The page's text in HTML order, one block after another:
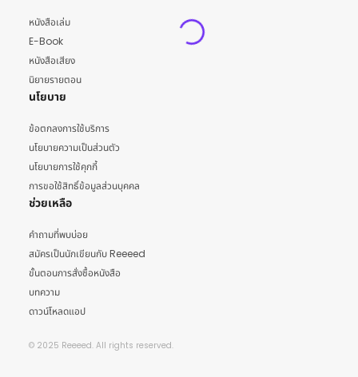
หนังสือเล่ม
E-Book
หนังสือเสียง
นิยายรายตอน
นโยบาย
ข้อตกลงการใช้บริการ
นโยบายความเป็นส่วนตัว
นโยบายการใช้คุกกี้
การขอใช้สิทธิ์ข้อมูลส่วนบุคคล
ช่วยเหลือ
คำถามที่พบบ่อย
สมัครเป็นนักเขียนกับ Reeeed
ขั้นตอนการสั่งซื้อหนังสือ
บทความ
ดาวน์โหลดแอป
© 2025 Reeeed. All rights reserved.